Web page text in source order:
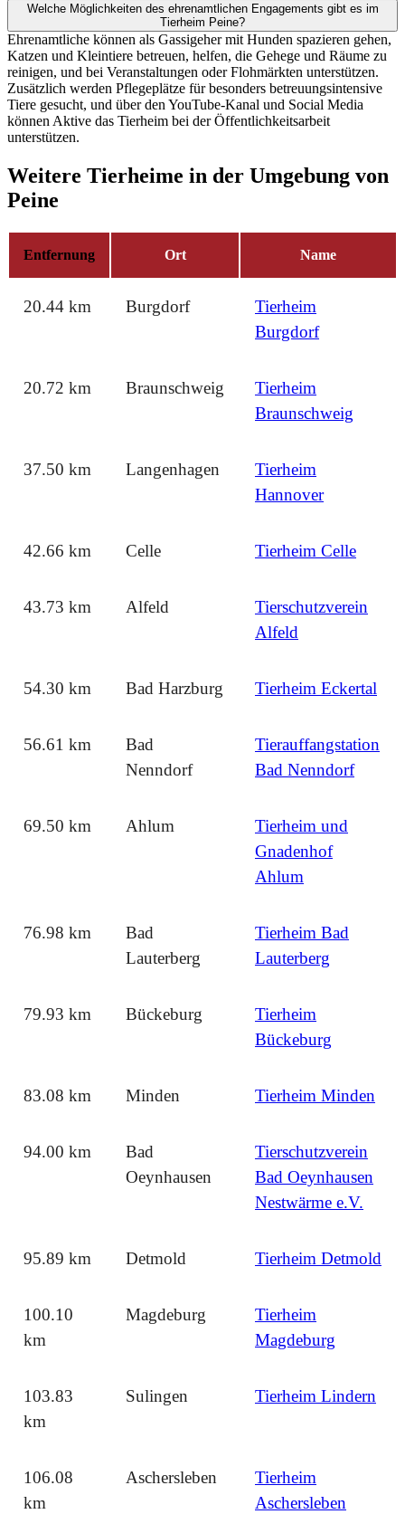
Welche Möglichkeiten des ehrenamtlichen Engagements gibt es im
Tierheim Peine?
Ehrenamtliche können als Gassigeher mit Hunden spazieren gehen,
Katzen und Kleintiere betreuen, helfen, die Gehege und Räume zu
reinigen, und bei Veranstaltungen oder Flohmärkten unterstützen.
Zusätzlich werden Pflegeplätze für besonders betreuungsintensive
Tiere gesucht, und über den YouTube-Kanal und Social Media
können Aktive das Tierheim bei der Öffentlichkeitsarbeit
unterstützen.
Weitere Tierheime in der Umgebung von
Peine
Entfernung Ort Name
20.44 km Burgdorf
Tierheim
Burgdorf
20.72 km Braunschweig
Tierheim
Braunschweig
37.50 km Langenhagen
Tierheim
Hannover
42.66 km Celle Tierheim Celle
43.73 km Alfeld
Tierschutzverein
Alfeld
54.30 km Bad Harzburg Tierheim Eckertal
56.61 km
Bad
Nenndorf
Tierauffangstation
Bad Nenndorf
69.50 km Ahlum
Tierheim und
Gnadenhof
Ahlum
76.98 km
Bad
Lauterberg
Tierheim Bad
Lauterberg
79.93 km Bückeburg
Tierheim
Bückeburg
83.08 km Minden Tierheim Minden
94.00 km
Bad
Oeynhausen
Tierschutzverein
Bad Oeynhausen
Nestwärme e.V.
95.89 km Detmold Tierheim Detmold
100.10
km
Magdeburg
Tierheim
Magdeburg
103.83
km
Sulingen Tierheim Lindern
106.08
km
Aschersleben
Tierheim
Aschersleben